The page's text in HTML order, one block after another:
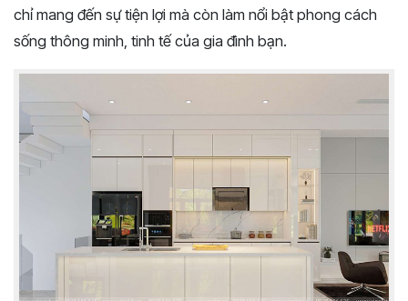
chỉ mang đến sự tiện lợi mà còn làm nổi bật phong cách
sống thông minh, tinh tế của gia đình bạn.